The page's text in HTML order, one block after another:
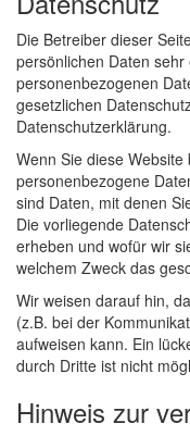
Die Betreiber dieser
persönlichen Daten
personenbezogenen
gesetzlichen
Datenschutzerklärung.
Wenn Sie diese
personenbezogene
sind Daten, mit denen
Die vorliegende
erheben und wofür wir
welchem Zweck das
Wir weisen darauf hin,
(z.B. bei der
aufweisen kann. Ein
durch Dritte ist nicht
Hinweis zur